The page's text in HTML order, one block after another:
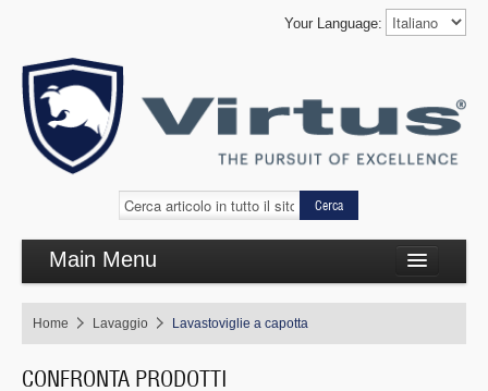
Your Language:
Cerca
Main Menu
Cottura complementare
Refrigerazione
Home Lavaggio Lavastoviglie a capotta
CONFRONTA PRODOTTI